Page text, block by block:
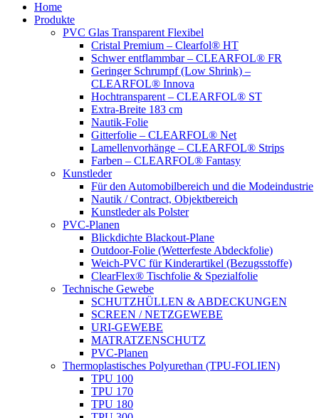
Home
Produkte
PVC Glas Transparent Flexibel
Cristal Premium – Clearfol® HT
Schwer entflammbar – CLEARFOL® FR
Geringer Schrumpf (Low Shrink) –
CLEARFOL® Innova
Hochtransparent – CLEARFOL® ST
Extra-Breite 183 cm
Nautik-Folie
Gitterfolie – CLEARFOL® Net
Lamellenvorhänge – CLEARFOL® Strips
Farben – CLEARFOL® Fantasy
Kunstleder
Für den Automobilbereich und die Modeindustrie
Nautik / Contract, Objektbereich
Kunstleder als Polster
PVC-Planen
Blickdichte Blackout-Plane
Outdoor-Folie (Wetterfeste Abdeckfolie)
Weich-PVC für Kinderartikel (Bezugsstoffe)
ClearFlex® Tischfolie & Spezialfolie
Technische Gewebe
SCHUTZHÜLLEN & ABDECKUNGEN
SCREEN / NETZGEWEBE
URI-GEWEBE
MATRATZENSCHUTZ
PVC-Planen
Thermoplastisches Polyurethan (TPU-FOLIEN)
TPU 100
TPU 170
TPU 180